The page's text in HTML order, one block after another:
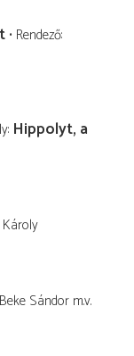
Rendező
Hippolyt, a
Beke Sándor m.v.